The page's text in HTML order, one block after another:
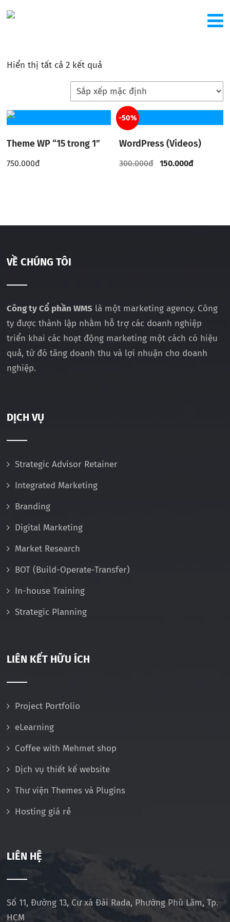
Hiển thị tất cả 2 kết quả
Theme WP “15 trong 1”
750.000đ
-50%
WordPress (Videos)
300.000đ 150.000đ
VỀ CHÚNG TÔI
Công ty Cổ phần WMS là một marketing agency. Công
ty được thành lập nhằm hỗ trợ các doanh nghiệp
triển khai các hoạt động marketing một cách có hiệu
quả, từ đó tăng doanh thu và lợi nhuận cho doanh
nghiệp.
DỊCH VỤ
Strategic Advisor Retainer
Integrated Marketing
Branding
Digital Marketing
Market Research
BOT (Build-Operate-Transfer)
In-house Training
Strategic Planning
LIÊN KẾT HỮU ÍCH
Project Portfolio
eLearning
Coffee with Mehmet shop
Dịch vụ thiết kế website
Thư viện Themes và Plugins
Hosting giá rẻ
LIÊN HỆ
Số 11, Đường 13, Cư xá Đài Rada, Phường Phú Lâm, Tp.
HCM